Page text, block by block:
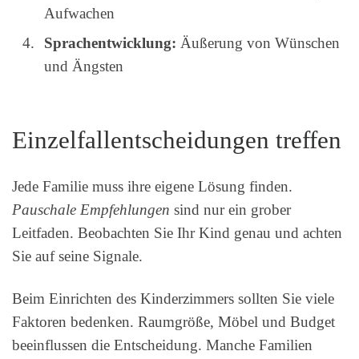
Aufwachen
Sprachentwicklung: Äußerung von Wünschen
und Ängsten
Einzelfallentscheidungen treffen
Jede Familie muss ihre eigene Lösung finden.
Pauschale Empfehlungen sind nur ein grober
Leitfaden. Beobachten Sie Ihr Kind genau und achten
Sie auf seine Signale.
Beim Einrichten des Kinderzimmers sollten Sie viele
Faktoren bedenken. Raumgröße, Möbel und Budget
beeinflussen die Entscheidung. Manche Familien